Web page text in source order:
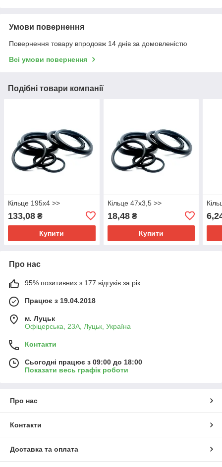
Умови повернення
Повернення товару впродовж 14 днів за домовленістю
Всі умови повернення
Подібні товари компанії
Кільце 195х4 >>
133,08 ₴
Купити
Кільце 47х3,5 >>
18,48₴
Купити
Про нас
95% позитивних з 177 відгуків за рік
Працює з 19.04.2018
м. Луцьк
Офіцерська, 23А, Луцьк, Україна
Контакти
Сьогодні працює з 09:00 до 18:00
Показати весь графік роботи
Про нас
Контакти
Доставка та оплата